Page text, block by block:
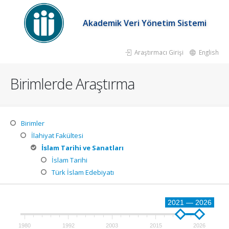
Akademik Veri Yönetim Sistemi
Araştırmacı Girişi English
Birimlerde Araştırma
Birimler
İlahiyat Fakültesi
İslam Tarihi ve Sanatları
İslam Tarihi
Türk İslam Edebiyatı
2021 — 2026
1980 1992 2003 2015 2026